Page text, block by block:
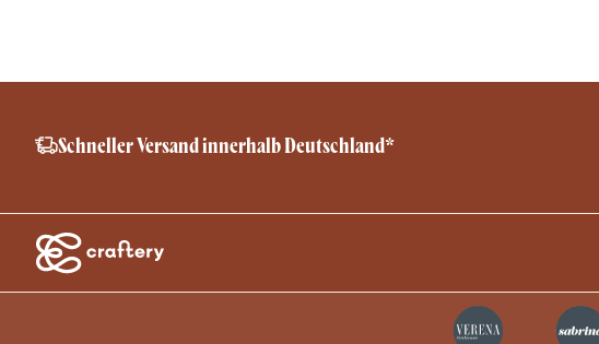
Schneller Versand innerhalb Deutschland*